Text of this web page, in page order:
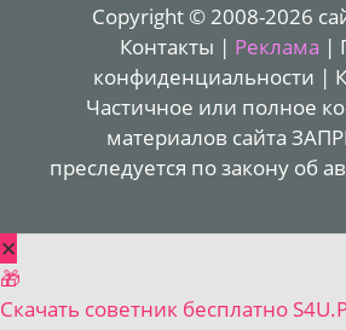
Copyright © 2008-2026
Контакты | Реклама |
конфиденциальности |
Частичное или полное
материалов сайта
преследуется по закону об
✕
🎁
Скачать советник бесплатно